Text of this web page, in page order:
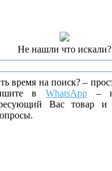
Не нашли что искали?
время на поиск? –
вWhatsApp –
Вас товар и